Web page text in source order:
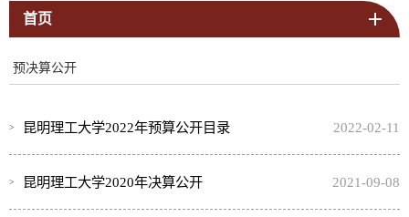
首页
预决算公开
昆明理工大学2022年预算公开目录 2022-02-11
昆明理工大学2020年决算公开 2021-09-08